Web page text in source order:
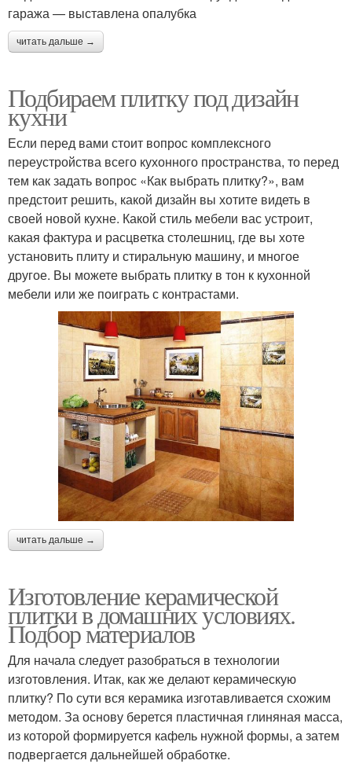
гаража — выставлена опалубка
читать дальше →
Подбираем плитку под дизайн
кухни
Если перед вами стоит вопрос комплексного
переустройства всего кухонного пространства, то перед
тем как задать вопрос «Как выбрать плитку?», вам
предстоит решить, какой дизайн вы хотите видеть в
своей новой кухне. Какой стиль мебели вас устроит,
какая фактура и расцветка столешниц, где вы хоте
установить плиту и стиральную машину, и многое
другое. Вы можете выбрать плитку в тон к кухонной
мебели или же поиграть с контрастами.
читать дальше →
Изготовление керамической
плитки в домашних условиях.
Подбор материалов
Для начала следует разобраться в технологии
изготовления. Итак, как же делают керамическую
плитку? По сути вся керамика изготавливается схожим
методом. За основу берется пластичная глиняная масса,
из которой формируется кафель нужной формы, а затем
подвергается дальнейшей обработке.